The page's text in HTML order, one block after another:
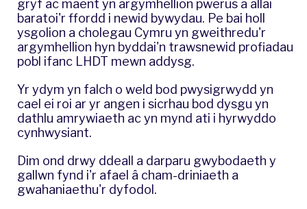
gryf ac maent yn argymhellion pwerus a allai
baratoi'r ffordd i newid bywydau. Pe bai holl
ysgolion a cholegau Cymru yn gweithredu'r
argymhellion hyn byddai'n trawsnewid profiadau
pobl ifanc LHDT mewn addysg.
Yr ydym yn falch o weld bod pwysigrwydd yn
cael ei roi ar yr angen i sicrhau bod dysgu yn
dathlu amrywiaeth ac yn mynd ati i hyrwyddo
cynhwysiant.
Dim ond drwy ddeall a darparu gwybodaeth y
gallwn fynd i'r afael â cham-driniaeth a
gwahaniaethu'r dyfodol.